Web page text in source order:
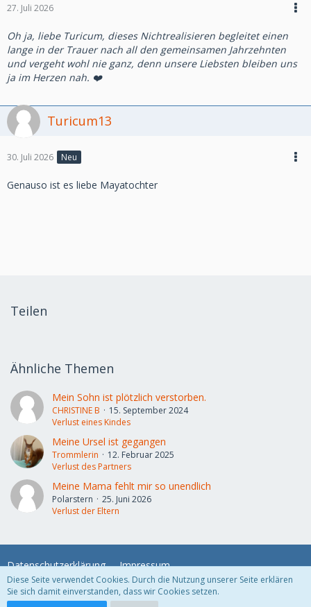
27. Juli 2026
Oh ja, liebe Turicum, dieses Nichtrealisieren begleitet einen
lange in der Trauer nach all den gemeinsamen Jahrzehnten
und vergeht wohl nie ganz, denn unsere Liebsten bleiben uns
ja im Herzen nah. ❤️
Turicum13
30. Juli 2026 Neu
Genauso ist es liebe Mayatochter
Teilen
Ähnliche Themen
Mein Sohn ist plötzlich verstorben.
CHRISTINE B
15. September 2024
Verlust eines Kindes
Meine Ursel ist gegangen
Trommlerin
12. Februar 2025
Verlust des Partners
Meine Mama fehlt mir so unendlich
Polarstern
25. Juni 2026
Verlust der Eltern
Datenschutzerklärung Impressum
Diese Seite verwendet Cookies. Durch die Nutzung unserer Seite erklären
Sie sich damit einverstanden, dass wir Cookies setzen.